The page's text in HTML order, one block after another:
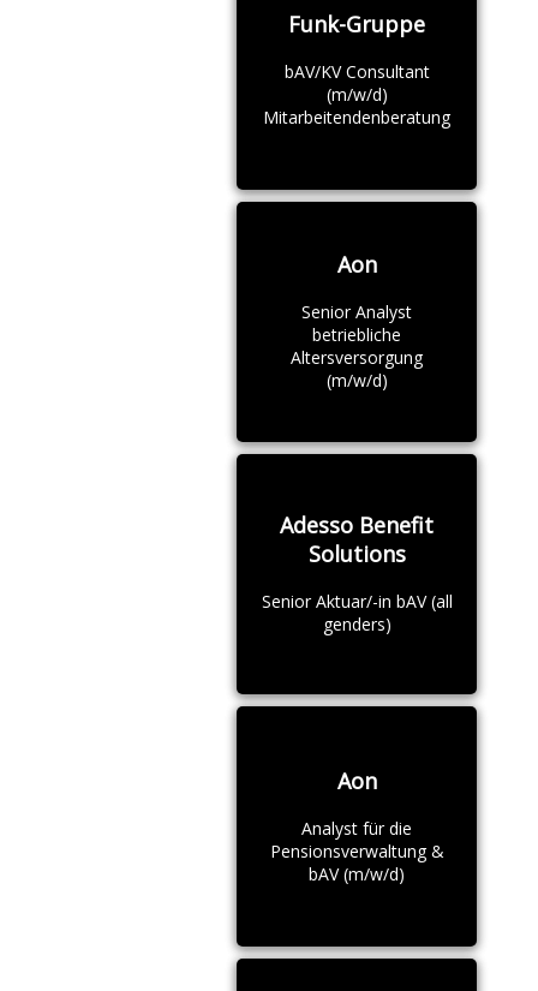
Funk-Gruppe
bAV/KV Consultant
(m/w/d)
Mitarbeitendenberatung
Aon
Senior Analyst
betriebliche
Altersversorgung
(m/w/d)
Adesso Benefit
Solutions
Senior Aktuar/-in bAV (all
genders)
Aon
Analyst für die
Pensionsverwaltung &
bAV (m/w/d)